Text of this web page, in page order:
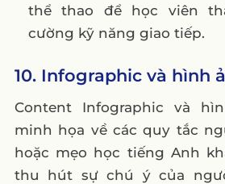
thể thao để học viên
cường kỹ năng giao tiếp.
10. Infographic và hình
Content Infographic và
minh họa về các quy tắc
hoặc mẹo học tiếng Anh
thu hút sự chú ý của